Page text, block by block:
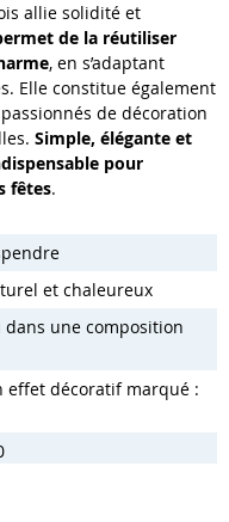
allie solidité et
de la réutiliser
, en s’adaptant
Elle constitue également
de décoration
Simple, élégante et
pour
fêtes.
et chaleureux
une composition
effet décoratif marqué :